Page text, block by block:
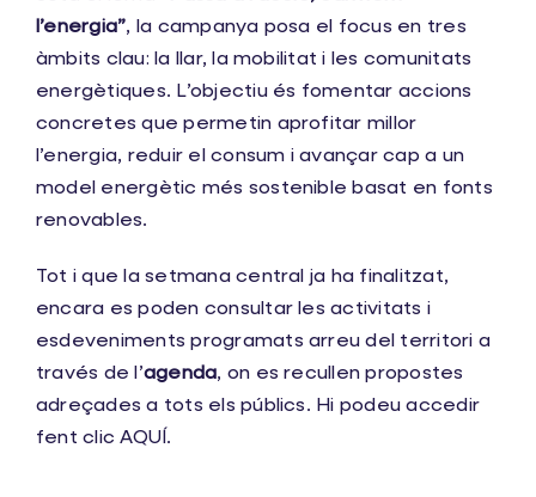
l’energia”, la campanya posa el focus en tres
àmbits clau: la llar, la mobilitat i les comunitats
energètiques. L’objectiu és fomentar accions
concretes que permetin aprofitar millor
l’energia, reduir el consum i avançar cap a un
model energètic més sostenible basat en fonts
renovables.
Tot i que la setmana central ja ha finalitzat,
encara es poden consultar les activitats i
esdeveniments programats arreu del territori a
través de l’agenda, on es recullen propostes
adreçades a tots els públics. Hi podeu accedir
fent clicAQUÍ .